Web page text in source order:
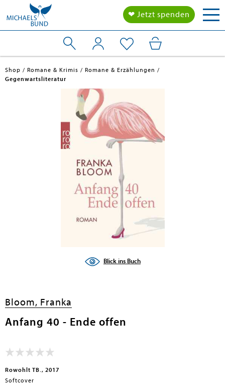
❤ Jetzt spenden
Shop Romane & Krimis
Romane & Erzählungen
Gegenwartsliteratur
Blick ins Buch
Bloom, Franka
Anfang 40 - Ende offen
Rowohlt TB., 2017
Softcover